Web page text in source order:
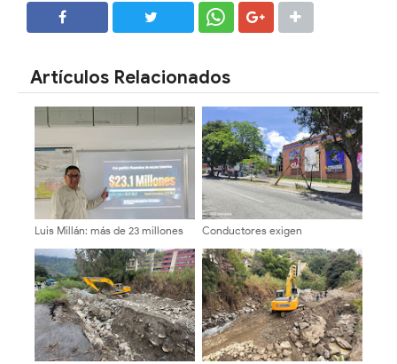
Artículos Relacionados
Luis Millán: más de 23 millones
sumida entre oscuridad y
huecos
Conductores exigen
a punto de colapsar en la
Avenida Las Américas